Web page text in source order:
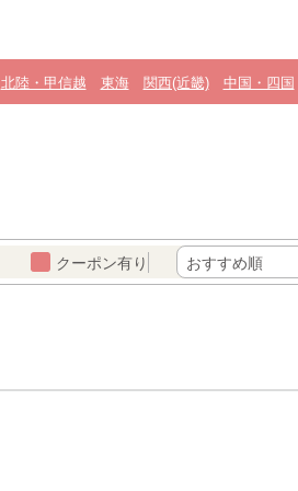
北陸・甲信越 東海 関西(近畿) 中国・四国
クーポン有り